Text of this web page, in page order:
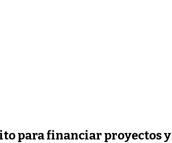
para financiar